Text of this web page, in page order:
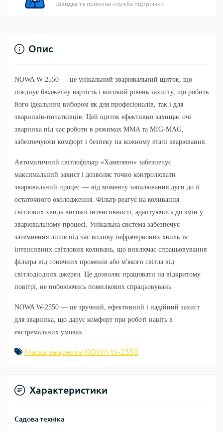
Швидка та приємна служба підтримки
Опис
NOWA W-2550 — це унікальний зварювальний щиток, що
поєднує бюджетну вартість і високий рівень захисту, що робить
його ідеальним вибором як для професіоналів, так і для
зварників-початківців. Цей щиток ефективно захищає очі
зварника під час роботи в режимах MMA та MIG-MAG,
забезпечуючи комфорт і безпеку на кожному етапі зварювання.
Автоматичний світлофільтр «Хамелеон» забезпечує
максимальний захист і дозволяє точно контролювати
зварювальний процес — від моменту запалювання дуги до її
остаточного охолодження. Фільтр реагує на коливання
світлових хвиль високої інтенсивності, адаптуючись до змін у
зварювальному процесі. Унікальна система забезпечує
затемнення лише під час впливу інфрачервоних хвиль та
інтенсивних світлових коливань, що виключає спрацьовування
фільтра від сонячних променів або м'якого світла від
світлодіодних джерел. Це дозволяє працювати на відкритому
повітрі, не побоюючись помилкових спрацьовувань.
NOWA W-2550 — це зручний, ефективний і надійний захист
для зварника, що дарує комфорт при роботі навіть в
екстремальних умовах.
Маска зварника NOWA W-2550
Характеристики
Садова техніка